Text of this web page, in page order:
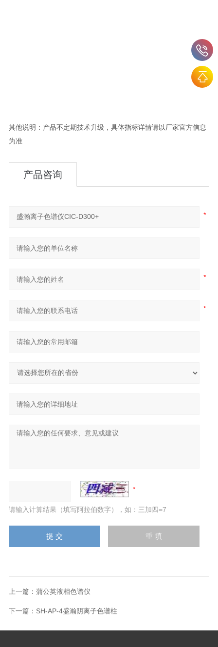
其他说明：产品不定期技术升级，具体指标详情请以厂家官方信息
为准
产品咨询
请输入计算结果（填写阿拉伯数字），如：三加四=7
上一篇： 蒲公英液相色谱仪
下一篇： SH-AP-4盛瀚阴离子色谱柱